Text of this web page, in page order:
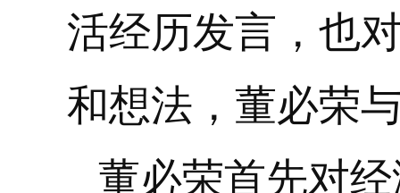
活经历发言，也
和想法，董必荣
董必荣首先对